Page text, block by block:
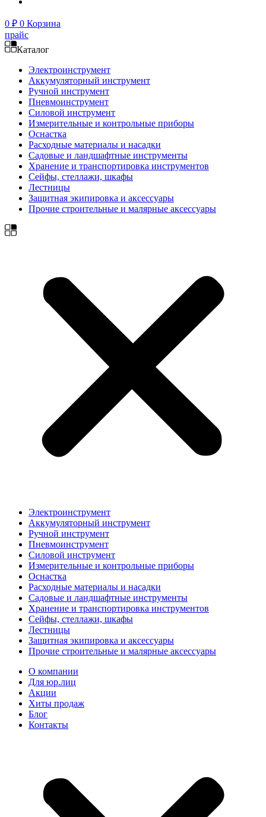
0 ₽ 0 Корзина
прайс
Каталог
Электроинструмент
Аккумуляторный инструмент
Ручной инструмент
Пневмоинструмент
Силовой инструмент
Измерительные и контрольные приборы
Оснастка
Расходные материалы и насадки
Садовые и ландшафтные инструменты
Хранение и транспортировка инструментов
Сейфы, стеллажи, шкафы
Лестницы
Защитная экипировка и аксессуары
Прочие строительные и малярные аксессуары
Электроинструмент
Аккумуляторный инструмент
Ручной инструмент
Пневмоинструмент
Силовой инструмент
Измерительные и контрольные приборы
Оснастка
Расходные материалы и насадки
Садовые и ландшафтные инструменты
Хранение и транспортировка инструментов
Сейфы, стеллажи, шкафы
Лестницы
Защитная экипировка и аксессуары
Прочие строительные и малярные аксессуары
О компании
Для юр.лиц
Акции
Хиты продаж
Блог
Контакты